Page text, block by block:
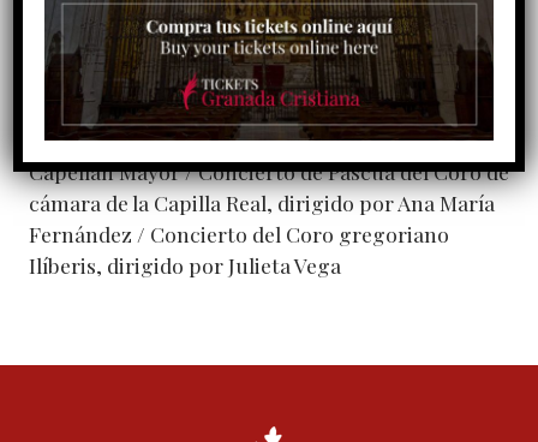
Tres décadas de servicio: la gratitud del Cabildo a
D. Manuel Reyes
D. José Carlos Isla Tejera toma
posesión como Capellán Mayor de la Capilla Real
El Cabildo de la Capilla Real acoge a su nuevo
Capellán Mayor
Concierto de Pascua del Coro de
cámara de la Capilla Real, dirigido por Ana María
Fernández
Concierto del Coro gregoriano
Ilíberis, dirigido por Julieta Vega